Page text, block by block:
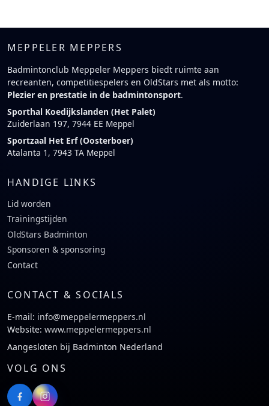
MEPPELER MEPPERS
Badmintonclub Meppeler Meppers biedt ruimte aan
recreanten, competitiespelers en OldStars met als motto:
Plezier en prestatie in de badmintonsport.
Sporthal Koedijkslanden (Het Palet)
Zuiderlaan 197, 7944 EE Meppel
Sportzaal Het Erf (Oosterboer)
Atalanta 1, 7943 TA Meppel
HANDIGE LINKS
Lid worden
Trainingstijden
OldStars Badminton
Sponsoren & sponsoring
Contact
CONTACT & SOCIALS
E-mail: info@meppelermeppers.nl
Website: www.meppelermeppers.nl
Aangesloten bij Badminton Nederland
VOLG ONS